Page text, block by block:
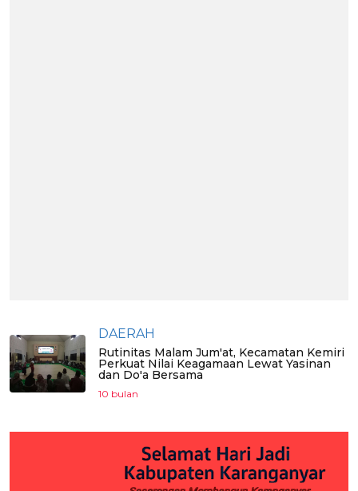
DAERAH
Rutinitas Malam Jum'at, Kecamatan Kemiri
Perkuat Nilai Keagamaan Lewat Yasinan
dan Do'a Bersama
10 bulan